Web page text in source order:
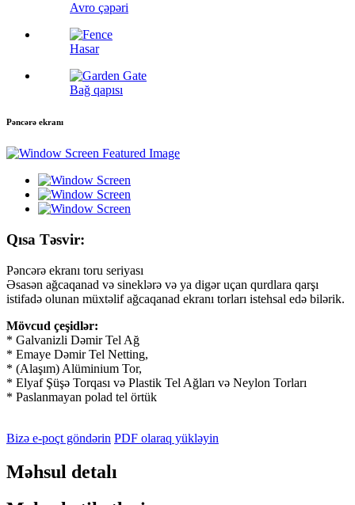
Avro çəpəri
Hasar
Bağ qapısı
Pəncərə ekranı
Qısa Təsvir:
Pəncərə ekranı toru seriyası
Əsasən ağcaqanad və sineklərə və ya digər uçan qurdlara qarşı
istifadə olunan müxtəlif ağcaqanad ekranı torları istehsal edə bilərik.
Mövcud çeşidlər:
* Galvanizli Dəmir Tel Ağ
* Emaye Dəmir Tel Netting,
* (Alaşım) Alüminium Tor,
* Elyaf Şüşə Torqası və Plastik Tel Ağları və Neylon Torları
* Paslanmayan polad tel örtük
Bizə e-poçt göndərin PDF olaraq yükləyin
Məhsul detalı